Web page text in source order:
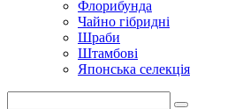
Флорибунда
Чайно гібридні
Шраби
Штамбові
Японська селекція